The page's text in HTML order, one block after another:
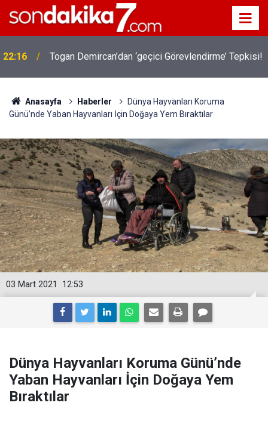
22:16 Togan Demircan’dan ‘geçici Görevlendirme’ Tepkisi!
Anasayfa Haberler
Dünya Hayvanları Koruma
Günü’nde Yaban Hayvanları İçin Doğaya Yem Bıraktılar
12:53
03 Mart 2021
Dünya Hayvanları Koruma Günü’nde
Yaban Hayvanları İçin Doğaya Yem
Bıraktılar